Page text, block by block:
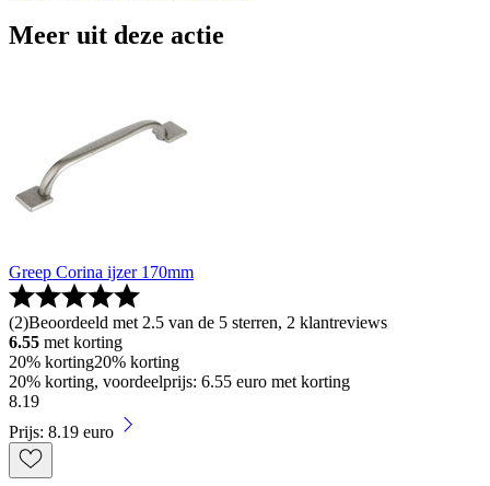
Meer uit deze actie
Greep Corina ijzer 170mm
(2)Beoordeeld met 2.5 van de 5 sterren, 2 klantreviews
6.55 met korting
20% korting20% korting
20% korting, voordeelprijs: 6.55 euro met korting
8.19
Prijs: 8.19 euro